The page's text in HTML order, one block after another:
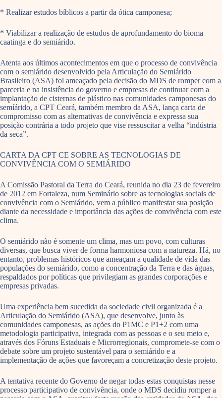
* Realizar estudos bíblicos a partir da ótica camponesa;
* Viabilizar a realização de estudos de aprofundamento do bioma
caatinga e do semiárido.
Atenta aos últimos acontecimentos em que o processo de convivência
com o semiárido desenvolvido pela Articulação do Semiárido
Brasileiro (ASA) foi ameaçado pela decisão do MDS de romper com a
parceria e na insistência do governo e empresas de continuar com a
implantação de cisternas de plástico nas comunidades camponesas do
semíárido, a CPT Ceará, também membro da ASA, lança carta de
compromisso com as alternativas de convivência e expressa sua
posição contrária a todo projeto que vise ressuscitar a velha “indústria
da seca”.
CARTA DA CPT CE SOBRE AS TECNOLOGIAS DE
CONVIVÊNCIA COM O SEMIÁRIDO
A Comissão Pastoral da Terra do Ceará, reunida no dia 23 de fevereiro
de 2012 em Fortaleza, num Seminário sobre as tecnologias sociais de
convivência com o Semiárido, vem a público manifestar sua posição
diante da necessidade e importância das ações de convivência com este
clima.
O semiárido não é somente um clima, mas um povo, com culturas
diversas, que busca viver de forma harmoniosa com a natureza. Há, no
entanto, problemas históricos que ameaçam a qualidade de vida das
populações do semiárido, como a concentração da Terra e das águas,
respaldados por políticas que privilegiam as grandes corporações e
empresas privadas.
Uma experiência bem sucedida da sociedade civil organizada é a
Articulação do Semiárido (ASA), que desenvolve, junto às
comunidades camponesas, as ações do P1MC e P1+2 com uma
metodologia participativa, integrada com as pessoas e o seu meio e,
através dos Fóruns Estaduais e Microrregionais, compromete-se com o
debate sobre um projeto sustentável para o semiárido e a
implementação de ações que favoreçam a concretização deste projeto.
A tentativa recente do Governo de negar todas estas conquistas nesse
processo participativo de convivência, onde o MDS decidiu romper a